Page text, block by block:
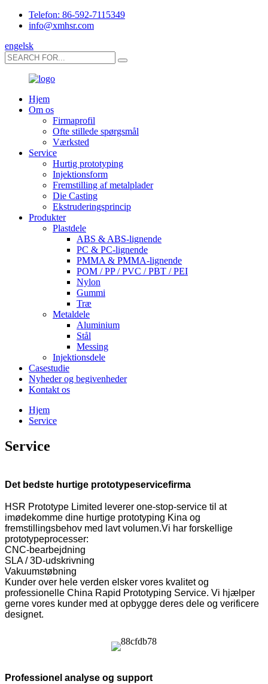
Telefon: 86-592-7115349
info@xmhsr.com
engelsk
Hjem
Om os
Firmaprofil
Ofte stillede spørgsmål
Værksted
Service
Hurtig prototyping
Injektionsform
Fremstilling af metalplader
Die Casting
Ekstruderingsprincip
Produkter
Plastdele
ABS & ABS-lignende
PC & PC-lignende
PMMA & PMMA-lignende
POM / PP / PVC / PBT / PEI
Nylon
Gummi
Træ
Metaldele
Aluminium
Stål
Messing
Injektionsdele
Casestudie
Nyheder og begivenheder
Kontakt os
Hjem
Service
Service
Det bedste hurtige prototypeservicefirma
HSR Prototype Limited leverer one-stop-service til at
imødekomme dine hurtige prototyping Kina og
fremstillingsbehov med lavt volumen.Vi har forskellige
prototypeprocesser:
CNC-bearbejdning
SLA / 3D-udskrivning
Vakuumstøbning
Kunder over hele verden elsker vores kvalitet og
professionelle China Rapid Prototyping Service. Vi hjælper
gerne vores kunder med at opbygge deres dele og verificere
designet.
Professionel analyse og support